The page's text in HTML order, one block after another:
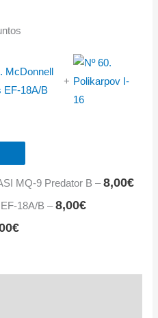
+
MQ-9 Predator B–8,00€
EF-18A/B–8,00€
€